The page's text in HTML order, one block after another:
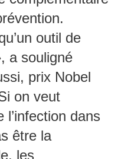
outil de
a souligné
prix Nobel
on veut
l’infection dans
être la
les